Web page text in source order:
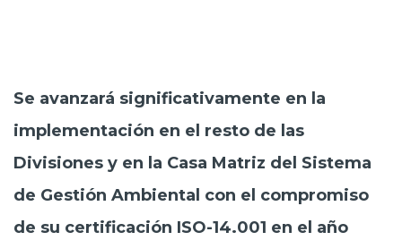
Se avanzará significativamente en la
implementación en el resto de las
Divisiones y en la Casa Matriz del Sistema
de Gestión Ambiental con el compromiso
de su certificación ISO-14.001 en el año